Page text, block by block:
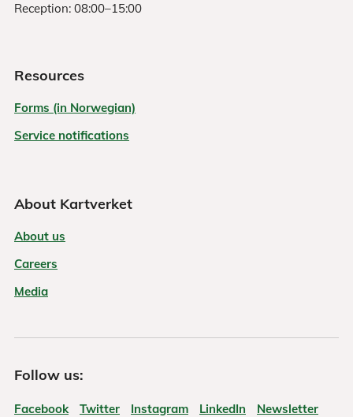
Reception: 08:00–15:00
Resources
Forms (in Norwegian)
Service notifications
About Kartverket
About us
Careers
Media
Follow us:
Facebook Twitter Instagram LinkedIn Newsletter